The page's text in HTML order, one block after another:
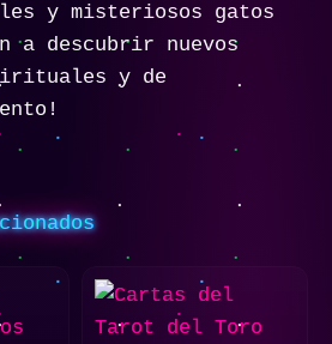
y misteriosos gatos
a descubrir nuevos
y de